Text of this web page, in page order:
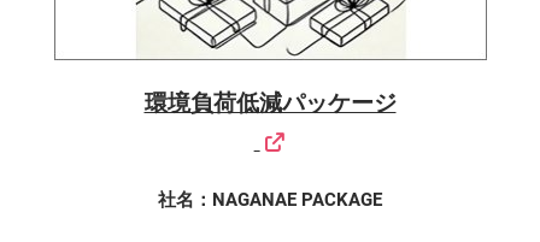
環境負荷低減パッケージ
社名：NAGANAE PACKAGE